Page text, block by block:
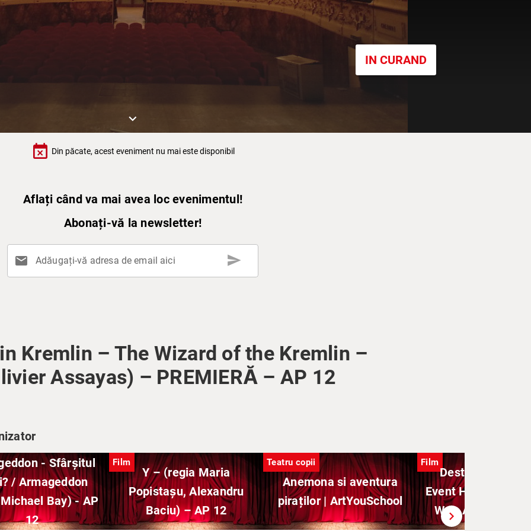
IN CURAND
keyboard_arrow_down
event_busy Din păcate, acest eveniment nu mai este disponibil
Aflați când va mai avea loc evenimentul!
Abonați-vă la newsletter!
mail Adăugați-vă adresa de email aici send
Kremlin – The Wizard of the Kremlin –
Assayas) – PREMIERĂ – AP 12
- Sfârșitul
/ Armageddon
Bay) - AP
12
Film
Y – (regia Maria
Popistașu, Alexandru
Baciu) – AP 12
Teatru copii
Anemona si aventura
piraților | ArtYouSchool
Film
Destinație
Event Horizon
W.S. Anderson) -
chevron_right